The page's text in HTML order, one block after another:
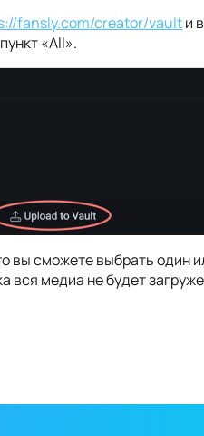
fansly.com/creator/vaultи
«All».
вы сможете выбрать один
вся медиа не будет